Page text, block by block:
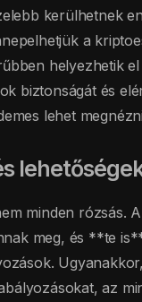
kerülhetnek
a
helyezhetik
biztonságát és
lehet
minden rózsás.
meg, és **te
az